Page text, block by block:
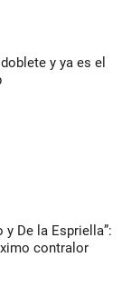
y ya es el
y De la Espriella”:
contralor